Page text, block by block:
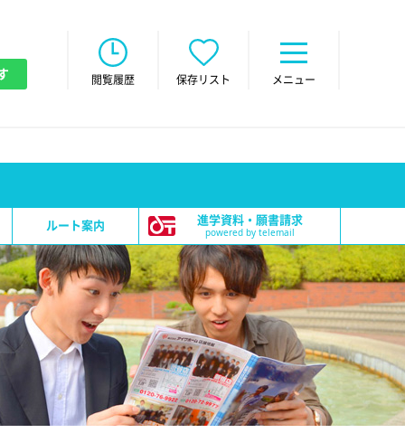
閲覧履歴 保存リスト メニュー
ルート案内 進学資料・願書請求
powered by telemail